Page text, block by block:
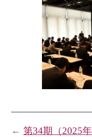
←第34期（2025年